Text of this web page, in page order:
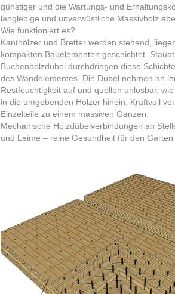
günstiger und die Wartungs- und
langlebige und unverwüstliche Massivholz
Wie funktioniert es?
Kanthölzer und Bretter werden stehend,
kompakten Bauelementen geschichtet.
Buchenholzdübel durchdringen diese
des Wandelementes. Die Dübel nehmen an
Restfeuchtigkeit auf und quellen unlösbar,
in die umgebenden Hölzer hinein. Kraftvoll
Einzelteile zu einem massiven Ganzen.
Mechanische Holzdübelverbindungen an
und Leime – reine Gesundheit für den